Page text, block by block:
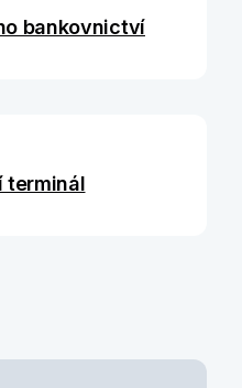
bankovnictví
terminál